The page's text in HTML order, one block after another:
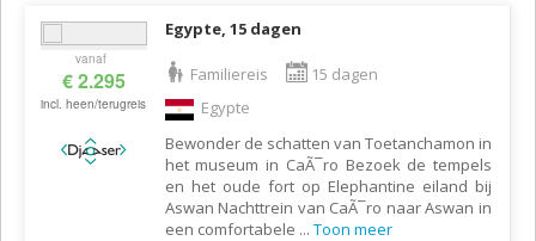
vanaf
€ 2.295
incl. heen/terugreis
Egypte, 15 dagen
Familiereis
15 dagen
Egypte
Bewonder de schatten van Toetanchamon in
het museum in CaÃ¯ro Bezoek de tempels
en het oude fort op Elephantine eiland bij
Aswan Nachttrein van CaÃ¯ro naar Aswan in
een comfortabele ... Toon meer